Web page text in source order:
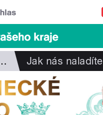
obsahu
Jak nás naladíte